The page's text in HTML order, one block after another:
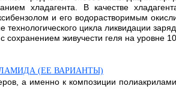
хладагента. В качестве
и его водорастворимым
цикла ликвидации
сохранением живучести геля на уровне
(ЕЕ ВАРИАНТЫ)
а именно к композиции